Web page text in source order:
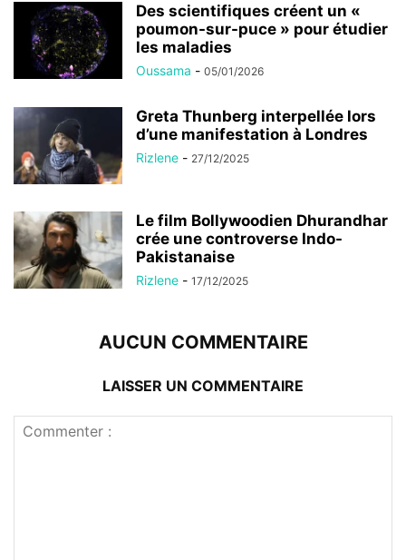
Des scientifiques créent un «
poumon-sur-puce » pour étudier
les maladies
Oussama - 05/01/2026
Greta Thunberg interpellée lors
d’une manifestation à Londres
Rizlene - 27/12/2025
Le film Bollywoodien Dhurandhar
crée une controverse Indo-
Pakistanaise
Rizlene - 17/12/2025
AUCUN COMMENTAIRE
LAISSER UN COMMENTAIRE